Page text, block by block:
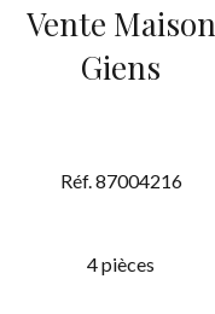
Vente Maison
Giens
Réf. 87004216
4 pièces